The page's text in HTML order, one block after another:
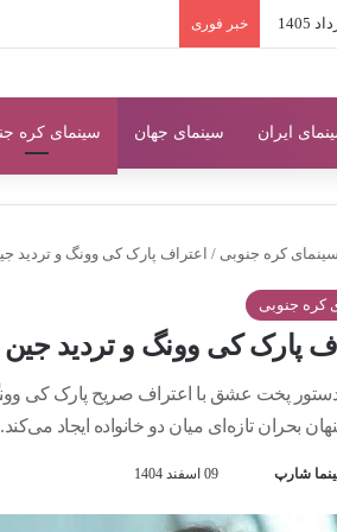
خبر فوری
ایران سینمای جهان سینمای کره
سینمای کره جنوبی / اعتراف پارک کی وونگ و
کره جنوبی
پارک کی وونگ و تردید
پخت عشق با اعتراف صریح پارک کی
بحران تازه‌ای میان دو خانواده ایجاد می‌کند.
شارپ 09 اسفند 1404